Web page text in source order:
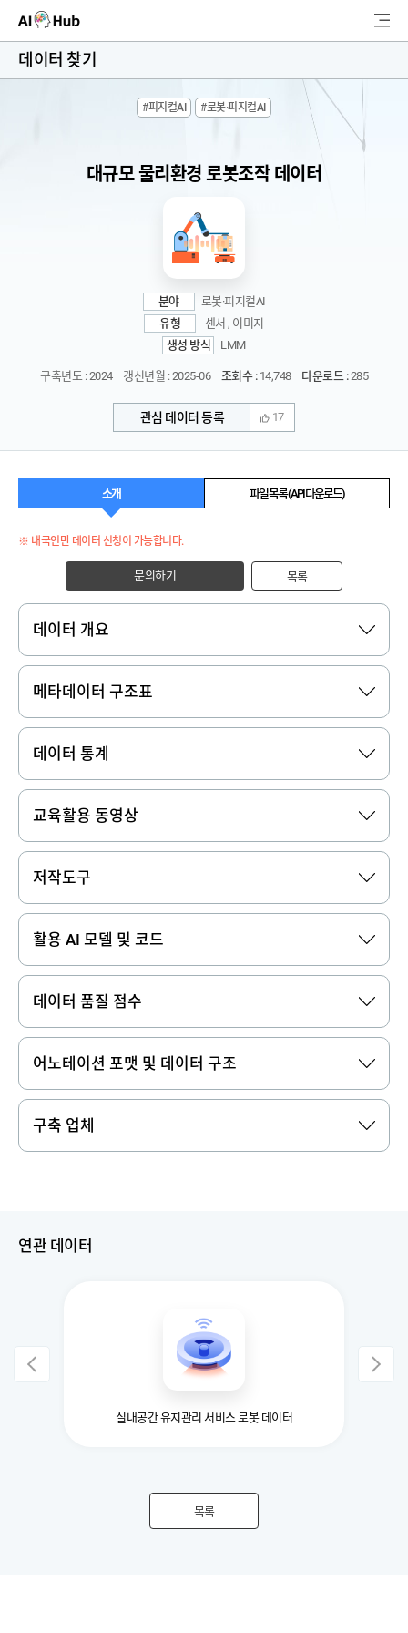
AI-Hub
AI 데이터찾기
색
데이터 찾기
#피지컬AI #로봇·피지컬AI
대규모 물리환경 로봇조작 데이터
분야
로봇·피지컬AI
유형
센서 , 이미지
생성 방식
LMM
구축년도 : 2024 갱신년월 : 2025-06 조회수 :14,748 다운로드 :285
관심 데이터 등록 17
소개 파일 목록 (API 다운로드)
※ 내국인만 데이터 신청이 가능합니다.
문의하기 목록
데이터 개요
메타데이터 구조표
데이터 통계
교육활용 동영상
저작도구
활용 AI 모델 및 코드
데이터 품질 점수
어노테이션 포맷 및 데이터 구조
구축 업체
연관 데이터
실내공간 유지관리 서비스 로봇 데이터
목록